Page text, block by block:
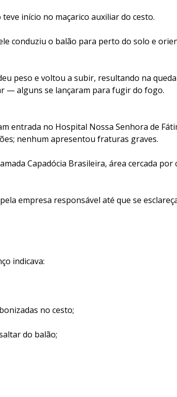
início no maçarico auxiliar do cesto.
conduziu o balão para perto do solo e
peso e voltou a subir, resultando na
— alguns se lançaram para fugir do fogo.
entrada no Hospital Nossa Senhora de
nenhum apresentou fraturas graves.
Capadócia Brasileira, área cercada
empresa responsável até que se
indicava:
no cesto;
do balão;